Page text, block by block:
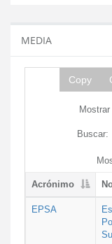
MEDIA
Copy
Mostrar
Buscar:
Acrónimo
EPSA